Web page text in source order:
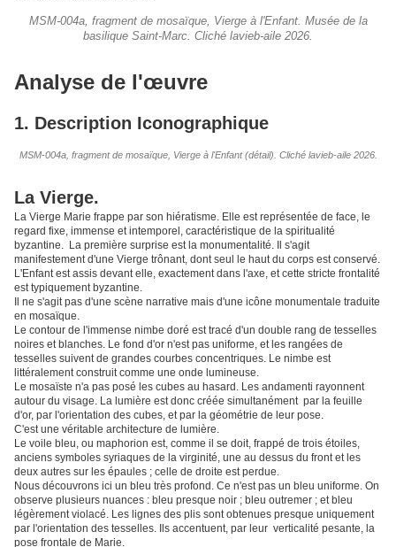
MSM-004a, fragment de mosaïque, Vierge à l'Enfant. Musée de la
basilique Saint-Marc. Cliché lavieb-aile 2026.
Analyse de l'œuvre
1. Description Iconographique
MSM-004a, fragment de mosaïque, Vierge à l'Enfant (détail). Cliché lavieb-aile 2026.
La Vierge.
La Vierge Marie frappe par son hiératisme. Elle est représentée de face, le
regard fixe, immense et intemporel, caractéristique de la spiritualité
byzantine. La première surprise est la monumentalité. Il s'agit
manifestement d'une Vierge trônant, dont seul le haut du corps est conservé.
L'Enfant est assis devant elle, exactement dans l'axe, et cette stricte frontalité
est typiquement byzantine.
Il ne s'agit pas d'une scène narrative mais d'une icône monumentale traduite
en mosaïque.
Le contour de l'immense nimbe doré est tracé d'un double rang de tesselles
noires et blanches. Le fond d'or n'est pas uniforme, et les rangées de
tesselles suivent de grandes courbes concentriques. Le nimbe est
littéralement construit comme une onde lumineuse.
Le mosaïste n'a pas posé les cubes au hasard. Les andamenti rayonnent
autour du visage. La lumière est donc créée simultanément par la feuille
d'or, par l'orientation des cubes, et par la géométrie de leur pose.
C'est une véritable architecture de lumière.
Le voile bleu, ou maphorion est, comme il se doit, frappé de trois étoiles,
anciens symboles syriaques de la virginité, une au dessus du front et les
deux autres sur les épaules ; celle de droite est perdue.
Nous découvrons ici un bleu très profond. Ce n'est pas un bleu uniforme. On
observe plusieurs nuances : bleu presque noir ; bleu outremer ; et bleu
légèrement violacé. Les lignes des plis sont obtenues presque uniquement
par l'orientation des tesselles. Ils accentuent, par leur verticalité pesante, la
pose frontale de Marie.